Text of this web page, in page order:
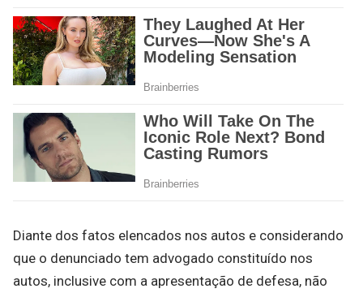
Diante dos fatos elencados nos autos e considerando
que o denunciado tem advogado constituído nos
autos, inclusive com a apresentação de defesa, não